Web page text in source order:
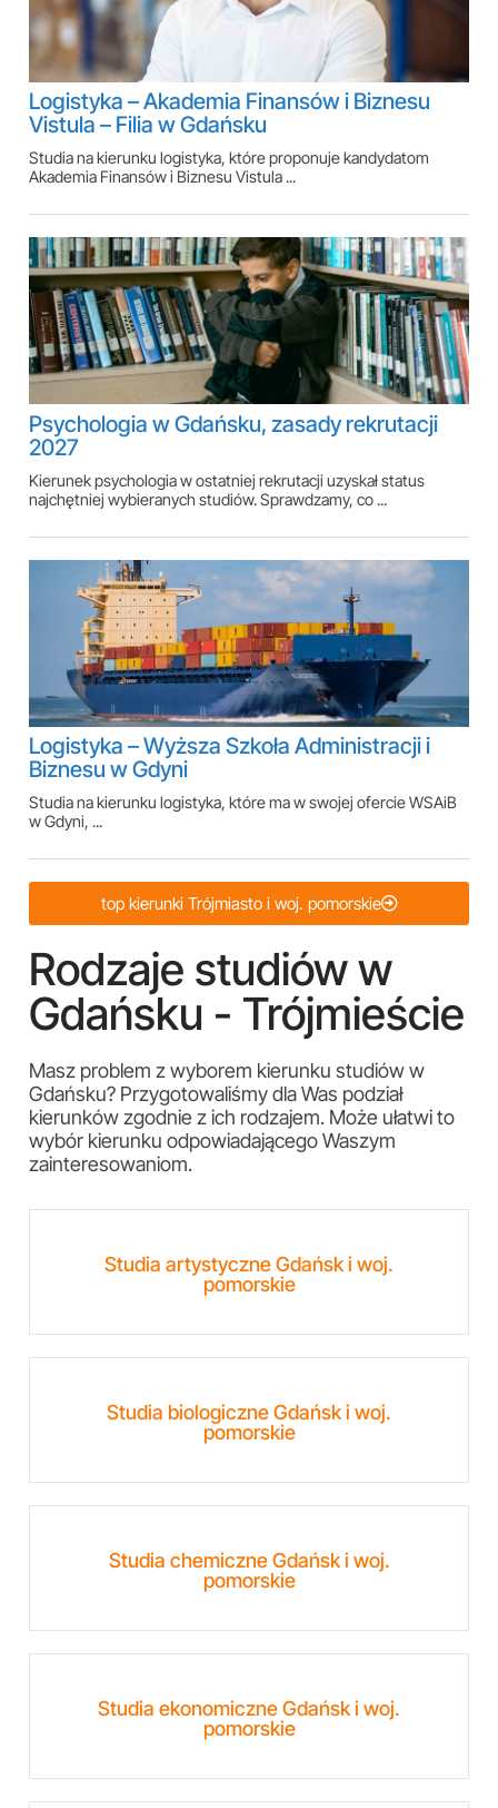
Logistyka – Akademia Finansów i Biznesu
Vistula – Filia w Gdańsku
Studia na kierunku logistyka, które proponuje kandydatom
Akademia Finansów i Biznesu Vistula ...
Psychologia w Gdańsku, zasady rekrutacji
2027
Kierunek psychologia w ostatniej rekrutacji uzyskał status
najchętniej wybieranych studiów. Sprawdzamy, co ...
Logistyka – Wyższa Szkoła Administracji i
Biznesu w Gdyni
Studia na kierunku logistyka, które ma w swojej ofercie WSAiB
w Gdyni, ...
top kierunki Trójmiasto i woj. pomorskie
Rodzaje studiów w
Gdańsku - Trójmieście
Masz problem z wyborem kierunku studiów w
Gdańsku? Przygotowaliśmy dla Was podział
kierunków zgodnie z ich rodzajem. Może ułatwi to
wybór kierunku odpowiadającego Waszym
zainteresowaniom.
Studia artystyczne Gdańsk i woj.
pomorskie
Studia biologiczne Gdańsk i woj.
pomorskie
Studia chemiczne Gdańsk i woj.
pomorskie
Studia ekonomiczne Gdańsk i woj.
pomorskie